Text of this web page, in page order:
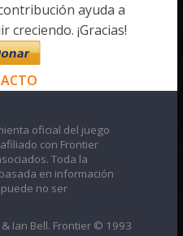
ayuda a
¡Gracias!
oficial del juego
con Frontier
Toda la
en información
no ser
Ian Bell. Frontier © 1993